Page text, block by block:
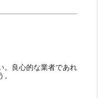
。良心的な業者であれ